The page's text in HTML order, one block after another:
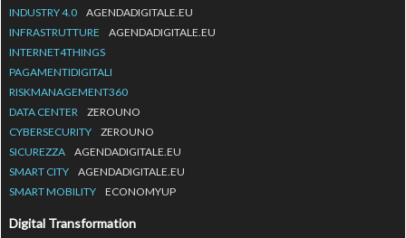
INDUSTRY 4.0
AGENDADIGITALE.EU
INFRASTRUTTURE
AGENDADIGITALE.EU
INTERNET4THINGS
PAGAMENTIDIGITALI
RISKMANAGEMENT360
DATA CENTER
ZEROUNO
CYBERSECURITY
ZEROUNO
SICUREZZA
AGENDADIGITALE.EU
SMART CITY
AGENDADIGITALE.EU
SMART MOBILITY
ECONOMYUP
Digital Transformation